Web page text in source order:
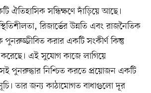
ঐতিহাসিক সন্ধিক্ষণে দাঁড়িয়ে আছে।
রিজার্ভের উন্নতি এবং রাজনৈতিক
পুনরুজ্জীবিত করার একটি সংকীর্ণ কিন্তু
এই সুযোগ কাজে লাগিয়ে
পুনরুদ্ধার নিশ্চিত করতে প্রয়োজন একটি
তার জন্য কাঠামোগত বাধাগুলো দূর